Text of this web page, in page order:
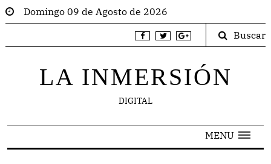
Domingo 09 de Agosto de 2026
Buscar
LA INMERSIÓN
DIGITAL
MENU